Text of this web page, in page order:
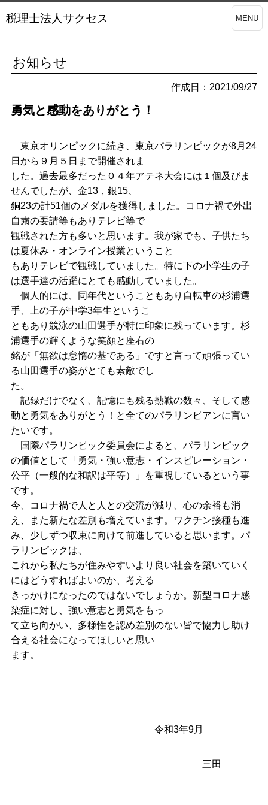
税理士法人サクセス MENU
お知らせ
作成日：2021/09/27
勇気と感動をありがとう！
東京オリンピックに続き、東京パラリンピックが8月24
日から９月５日まで開催されま
した。過去最多だった０４年アテネ大会には１個及びま
せんでしたが、金13，銀15、
銅23の計51個のメダルを獲得しました。コロナ禍で外出
自粛の要請等もありテレビ等で
観戦された方も多いと思います。我が家でも、子供たち
は夏休み・オンライン授業ということ
もありテレビで観戦していました。特に下の小学生の子
は選手達の活躍にとても感動していました。
個人的には、同年代ということもあり自転車の杉浦選
手、上の子が中学3年生というこ
ともあり競泳の山田選手が特に印象に残っています。杉
浦選手の輝くような笑顔と座右の
銘が「無欲は怠惰の基である」ですと言って頑張ってい
る山田選手の姿がとても素敵でし
た。
記録だけでなく、記憶にも残る熱戦の数々、そして感
動と勇気をありがとう！と全てのパラリンピアンに言い
たいです。
国際パラリンピック委員会によると、パラリンピック
の価値として「勇気・強い意志・インスピレーション・
公平（一般的な和訳は平等）」を重視しているという事
です。
今、コロナ禍で人と人との交流が減り、心の余裕も消
え、また新たな差別も増えています。
ワクチン接種も進
み、少しずつ収束に向けて前進していると思います。パ
ラリンピックは、
これから私たちが住みやすいより良い社会を築いていく
にはどうすればよいのか、考える
きっかけになったのではないでしょうか。新型コロナ感
染症に対し、強い意志と勇気をもっ
て立ち向かい、多様性を認め差別のない皆で協力し助け
合える社会になってほしいと思い
ます。
令和3年9月
三田